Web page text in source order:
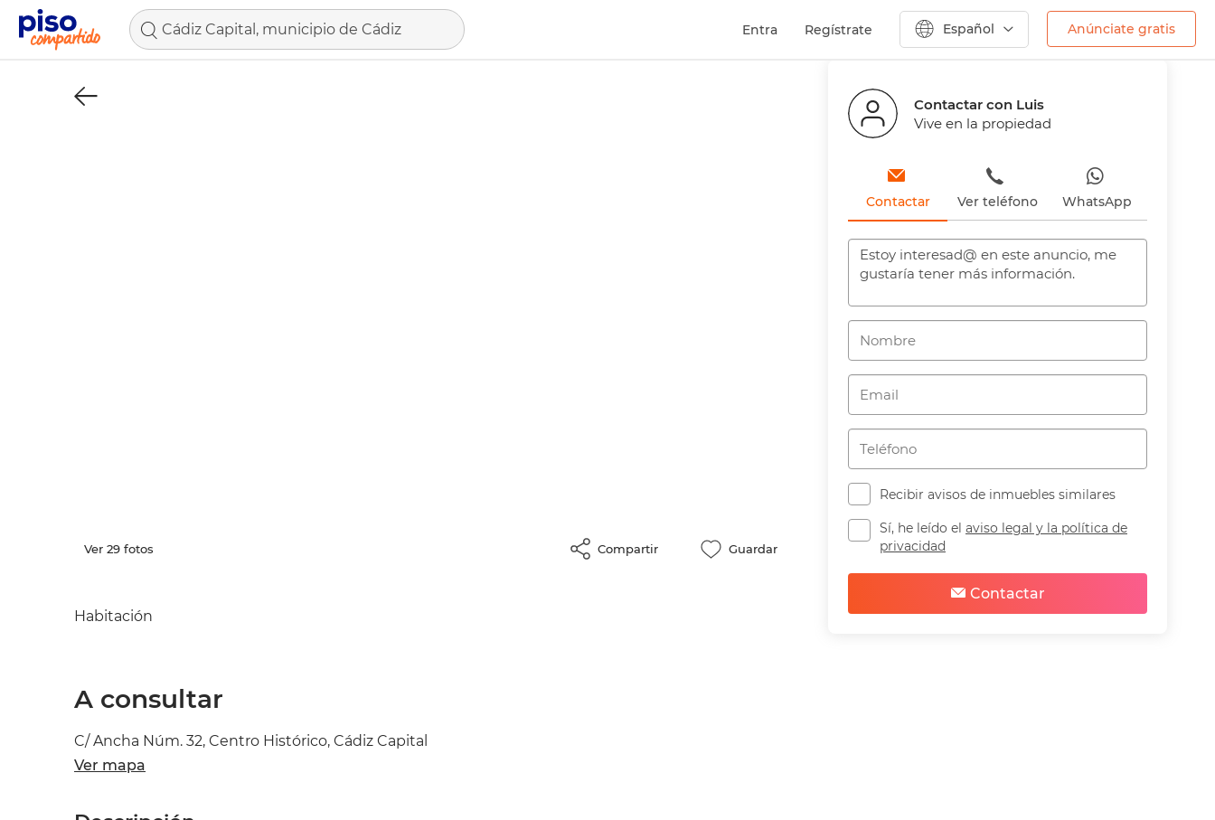
Cádiz Capital, municipio de Cádiz Entra Regístrate Español Anúnciate gratis
Anterior
Ver 29 fotos Compartir Guardar
Habitación
A consultar
C/ Ancha Núm. 32, Centro Histórico, Cádiz Capital
Ver mapa
Contactar con Luis
Vive en la propiedad
Contactar Ver teléfono WhatsApp
Recibir avisos de inmuebles similares
Sí, he leído el aviso legal y la política de
privacidad
Contactar